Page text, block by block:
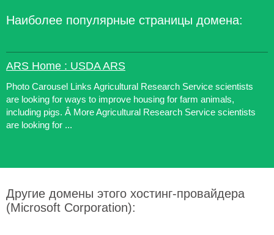
Наиболее популярные страницы домена:
ARS Home : USDA ARS
Photo Carousel Links Agricultural Research Service scientists
are looking for ways to improve housing for farm animals,
including pigs. Â More Agricultural Research Service scientists
are looking for ...
Другие домены этого хостинг-провайдера
(Microsoft Corporation):